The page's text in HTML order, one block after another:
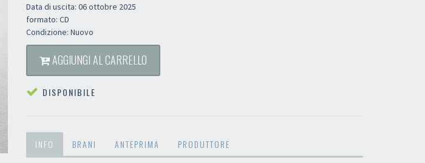
Data di uscita: 06 ottobre 2025
formato: CD
Condizione: Nuovo
AGGIUNGI AL CARRELLO
DISPONIBILE
INFO BRANI ANTEPRIMA PRODUTTORE
Iscriviti alla newsletter diSound Cave